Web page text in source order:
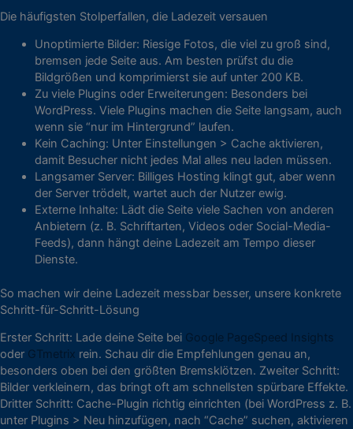
Die häufigsten Stolperfallen, die Ladezeit versauen
Unoptimierte Bilder: Riesige Fotos, die viel zu groß sind,
bremsen jede Seite aus. Am besten prüfst du die
Bildgrößen und komprimierst sie auf unter 200 KB.
Zu viele Plugins oder Erweiterungen: Besonders bei
WordPress. Viele Plugins machen die Seite langsam, auch
wenn sie “nur im Hintergrund” laufen.
Kein Caching: Unter Einstellungen > Cache aktivieren,
damit Besucher nicht jedes Mal alles neu laden müssen.
Langsamer Server: Billiges Hosting klingt gut, aber wenn
der Server trödelt, wartet auch der Nutzer ewig.
Externe Inhalte: Lädt die Seite viele Sachen von anderen
Anbietern (z. B. Schriftarten, Videos oder Social-Media-
Feeds), dann hängt deine Ladezeit am Tempo dieser
Dienste.
So machen wir deine Ladezeit messbar besser, unsere konkrete
Schritt-für-Schritt-Lösung
Erster Schritt: Lade deine Seite bei Google PageSpeed Insights
oder GTmetrix rein. Schau dir die Empfehlungen genau an,
besonders oben bei den größten Bremsklötzen. Zweiter Schritt:
Bilder verkleinern, das bringt oft am schnellsten spürbare Effekte.
Dritter Schritt: Cache-Plugin richtig einrichten (bei WordPress z. B.
unter Plugins > Neu hinzufügen, nach “Cache” suchen, aktivieren